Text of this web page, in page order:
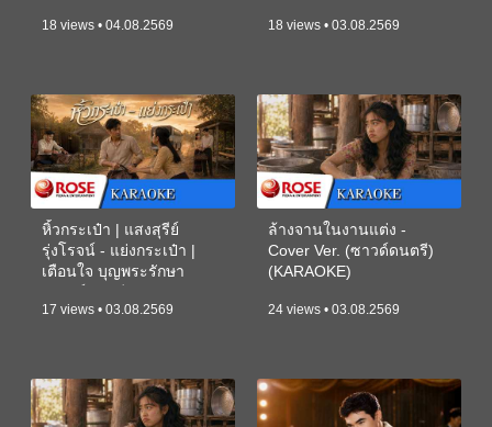
18 views • 04.08.2569 18 views • 03.08.2569
หิ้วกระเป๋า | แสงสุรีย์
รุ่งโรจน์ - แย่งกระเป๋า |
เตือนใจ บุญพระรักษา
17 views • 03.08.2569
ล้างจานในงานแต่ง -
Cover Ver. (ซาวด์ดนตรี)
(KARAOKE)
24 views • 03.08.2569